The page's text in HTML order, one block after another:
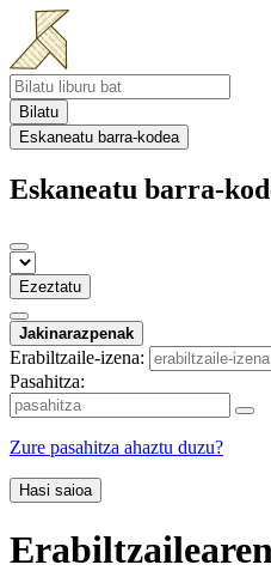
Bilatu
Eskaneatu barra-kodea
Eskaneatu barra-
Ezeztatu
Jakinarazpenak
Erabiltzaile-izena:
Pasahitza:
Zure pasahitza ahaztu duzu?
Hasi saioa